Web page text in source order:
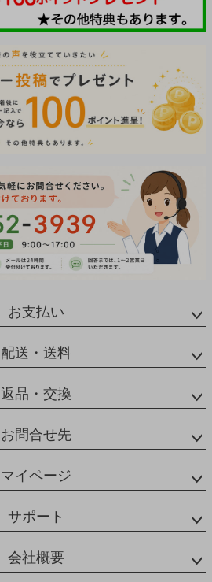
お支払い
配送・送料
返品・交換
お問合せ先
マイページ
サポート
会社概要